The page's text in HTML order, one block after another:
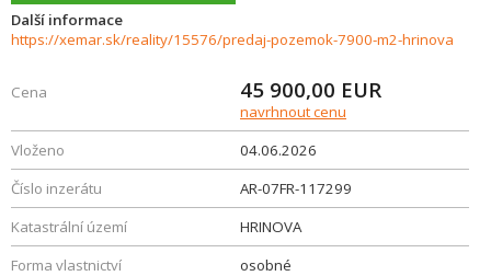
Další informace
https://xemar.sk/reality/15576/predaj-pozemok-7900-m2-hrinova
Cena 45 900,00 EUR
navrhnout cenu
Vloženo
04.06.2026
Číslo inzerátu
AR-07FR-117299
Katastrální území
HRINOVA
Forma vlastnictví
osobné